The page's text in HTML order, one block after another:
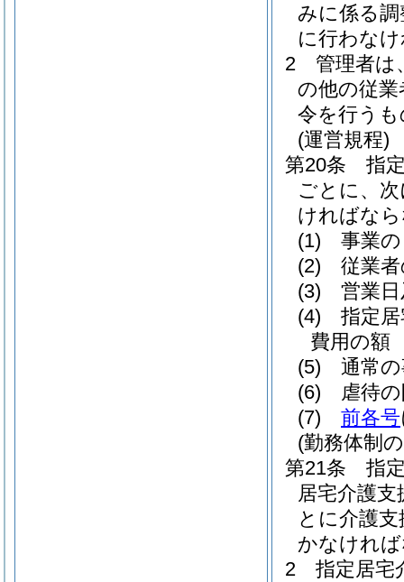
みに係る
に行わな
2
管理者は
の他の従
令を行う
(運営規程)
第20条
指
ごとに、
ければな
(1)
事業
(2)
従業
(3)
営業
(4)
指定
費用の額
(5)
通常
(6)
虐待
(7)
前各号
(勤務体制
第21条
指
居宅介護
とに介護
かなけれ
2
指定居宅